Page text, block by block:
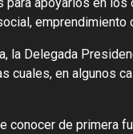
emprendimiento
la Delegada
cuales, en algunos
conocer de primera